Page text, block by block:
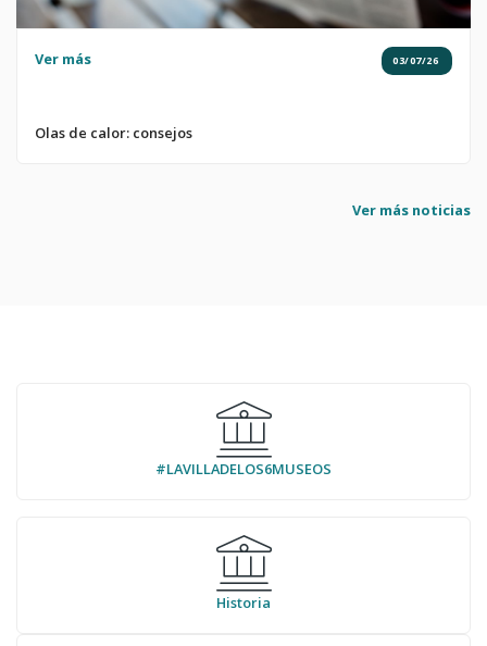
Ver más 03/07/26
Olas de calor: consejos
Ver más noticias
#LAVILLADELOS6MUSEOS
Historia